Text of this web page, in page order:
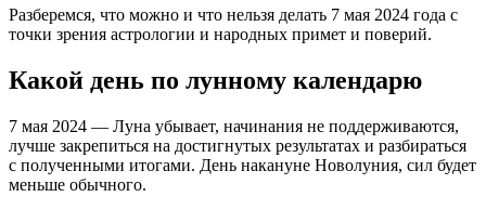
Разберемся, что можно и что нельзя делать 7 мая 2024 года с
точки зрения астрологии и народных примет и поверий.
Какой день по лунному календарю
7 мая 2024 — Луна убывает, начинания не поддерживаются,
лучше закрепиться на достигнутых результатах и разбираться
с полученными итогами. День накануне Новолуния, сил будет
меньше обычного.